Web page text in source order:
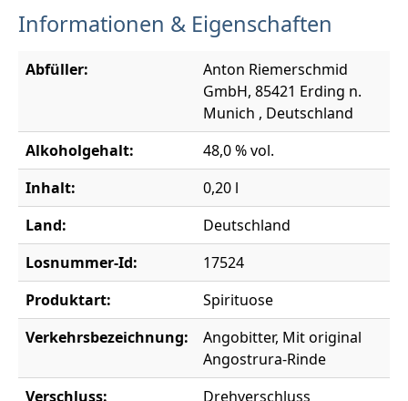
Informationen & Eigenschaften
Abfüller:
Anton Riemerschmid
GmbH, 85421 Erding n.
Munich , Deutschland
Alkoholgehalt:
48,0 % vol.
Inhalt:
0,20 l
Land:
Deutschland
Losnummer-Id:
17524
Produktart:
Spirituose
Verkehrsbezeichnung:
Angobitter, Mit original
Angostrura-Rinde
Verschluss:
Drehverschluss